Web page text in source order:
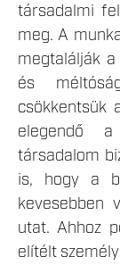
társadalmi
meg. A
megtalálják
és
csökkentsük
elegendő
társadalom
is, hogy a
kevesebben
utat. Ahhoz
elítélt